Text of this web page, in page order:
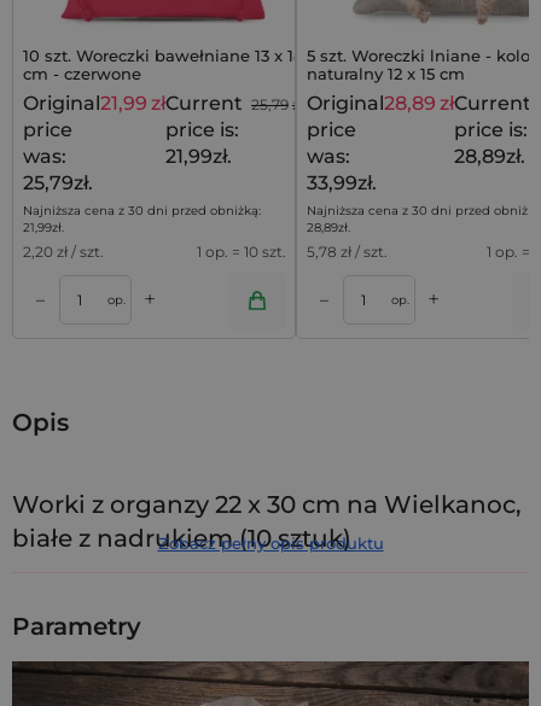
10 szt. Woreczki bawełniane 13 x 18
cm - czerwone
25,79 zł
Original
price
was:
25,79zł.
21,99 złCurrent
price is:
21,99zł.
Najniższa cena z 30 dni przed obniżką:
21,99zł.
2,20 zł / szt. 1 op. = 10 szt.
– op. +
5 szt. Woreczki lniane - kolor
naturalny 12 x 15 cm
Original
price
was:
33,99zł.
28,89 złCurrent
price is:
28,89zł.
Najniższa cena z 30 dni przed
28,89zł.
5,78 zł / szt. 1 op. =
– op. +
Dodaj do koszyka
Opis
Worki z organzy 22 x 30 cm na Wielkanoc,
białe z nadrukiem (10 sztuk)
(materiał organza wyróżnia się wysoką przezroczystością). W
opakowaniu znajdziesz
ozdobionych pięknymnadrukiem w pastelowych kolorach
- nadruk przedstawia roślinny wianek z zajączkiem i napisem
Zobacz pełny opis produktu
Parametry